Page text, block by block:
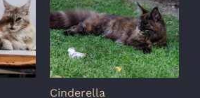
Cinderella